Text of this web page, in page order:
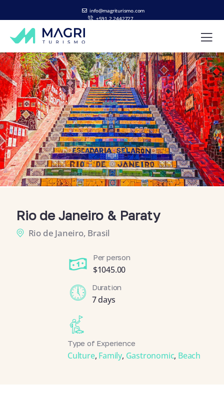
info@magriturismo.com
+591 2 2442727
Rio de Janeiro & Paraty
Rio de Janeiro, Brasil
Per person
$1045.00
Duration
7 days
Type of Experience
Culture, Family, Gastronomic, Beach